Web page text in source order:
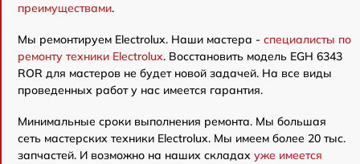
преимуществами.
Мы ремонтируем Electrolux. Наши мастера - специалисты по
ремонту техники Electrolux. Восстановить модель EGH 6343
ROR для мастеров не будет новой задачей. На все виды
проведенных работ у нас имеется гарантия.
Минимальные сроки выполнения ремонта. Мы большая
сеть мастерских техники Electrolux. Мы имеем более 20 тыс.
запчастей. И возможно на наших складах уже имеется